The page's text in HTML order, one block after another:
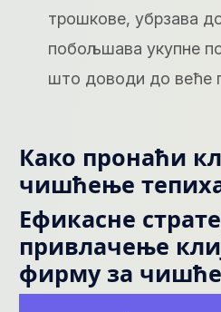
трошкове, убрзава
побољшава укупне
што доводи до веће
Како пронаћи
чишћење
Ефикасне
привлачење
фирму за